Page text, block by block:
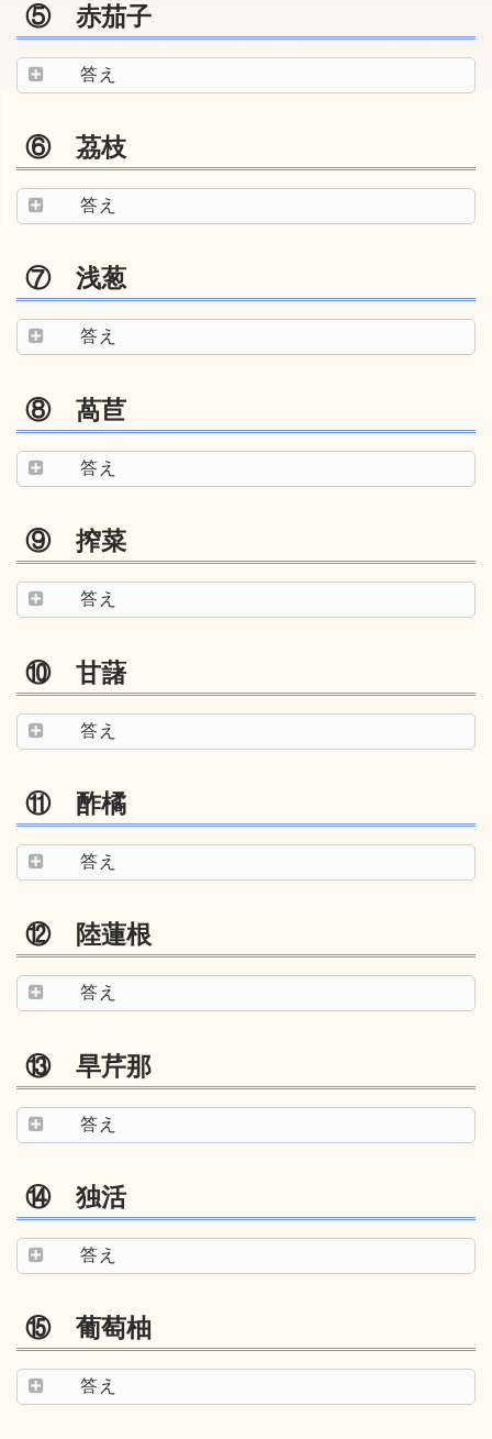
⑤ 赤茄子
答え
⑥ 茘枝
答え
⑦ 浅葱
答え
⑧ 萵苣
答え
⑨ 搾菜
答え
⑩ 甘藷
答え
⑪ 酢橘
答え
⑫ 陸蓮根
答え
⑬ 旱芹那
答え
⑭ 独活
答え
⑮ 葡萄柚
答え